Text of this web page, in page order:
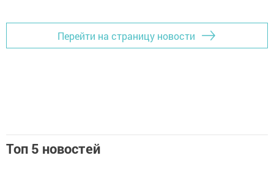
Перейти на страницу новости
Топ 5 новостей